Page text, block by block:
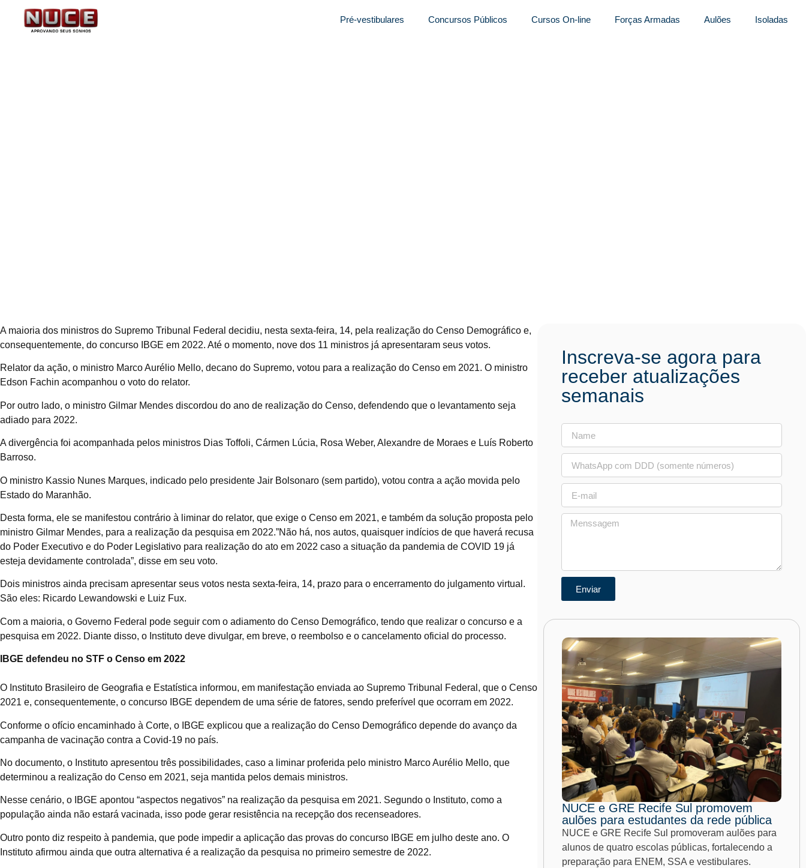
Pré-vestibulares Concursos Públicos Cursos On-line Forças Armadas Aulões Isoladas
A maioria dos ministros do Supremo Tribunal Federal decidiu, nesta sexta-feira, 14, pela realização do Censo Demográfico e,
consequentemente, do concurso IBGE em 2022. Até o momento, nove dos 11 ministros já apresentaram seus votos.
Relator da ação, o ministro Marco Aurélio Mello, decano do Supremo, votou para a realização do Censo em 2021. O ministro
Edson Fachin acompanhou o voto do relator.
Por outro lado, o ministro Gilmar Mendes discordou do ano de realização do Censo, defendendo que o levantamento seja
adiado para 2022.
A divergência foi acompanhada pelos ministros Dias Toffoli, Cármen Lúcia, Rosa Weber, Alexandre de Moraes e Luís Roberto
Barroso.
O ministro Kassio Nunes Marques, indicado pelo presidente Jair Bolsonaro (sem partido), votou contra a ação movida pelo
Estado do Maranhão.
Desta forma, ele se manifestou contrário à liminar do relator, que exige o Censo em 2021, e também da solução proposta pelo
ministro Gilmar Mendes, para a realização da pesquisa em 2022.”Não há, nos autos, quaisquer indícios de que haverá recusa
do Poder Executivo e do Poder Legislativo para realização do ato em 2022 caso a situação da pandemia de COVID 19 já
esteja devidamente controlada”, disse em seu voto.
Dois ministros ainda precisam apresentar seus votos nesta sexta-feira, 14, prazo para o encerramento do julgamento virtual.
São eles: Ricardo Lewandowski e Luiz Fux.
Com a maioria, o Governo Federal pode seguir com o adiamento do Censo Demográfico, tendo que realizar o concurso e a
pesquisa em 2022. Diante disso, o Instituto deve divulgar, em breve, o reembolso e o cancelamento oficial do processo.
IBGE defendeu no STF o Censo em 2022
O Instituto Brasileiro de Geografia e Estatística informou, em manifestação enviada ao Supremo Tribunal Federal, que o Censo
2021 e, consequentemente, o concurso IBGE dependem de uma série de fatores, sendo preferível que ocorram em 2022.
Conforme o ofício encaminhado à Corte, o IBGE explicou que a realização do Censo Demográfico depende do avanço da
campanha de vacinação contra a Covid-19 no país.
No documento, o Instituto apresentou três possibilidades, caso a liminar proferida pelo ministro Marco Aurélio Mello, que
determinou a realização do Censo em 2021, seja mantida pelos demais ministros.
Nesse cenário, o IBGE apontou “aspectos negativos” na realização da pesquisa em 2021. Segundo o Instituto, como a
população ainda não estará vacinada, isso pode gerar resistência na recepção dos recenseadores.
Outro ponto diz respeito à pandemia, que pode impedir a aplicação das provas do concurso IBGE em julho deste ano. O
Instituto afirmou ainda que outra alternativa é a realização da pesquisa no primeiro semestre de 2022.
Inscreva-se agora para
receber atualizações
semanais
Enviar
NUCE e GRE Recife Sul promovem
aulões para estudantes da rede pública
NUCE e GRE Recife Sul promoveram aulões para
alunos de quatro escolas públicas, fortalecendo a
preparação para ENEM, SSA e vestibulares.